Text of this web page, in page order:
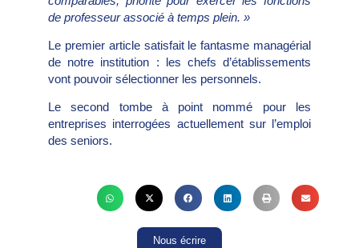
de professeur associé à temps plein. »
Le premier article satisfait le fantasme managérial
de notre institution : les chefs d’établissements
vont pouvoir sélectionner les personnels.
Le second tombe à point nommé pour les
entreprises interrogées actuellement sur l’emploi
des seniors.
Nous écrire